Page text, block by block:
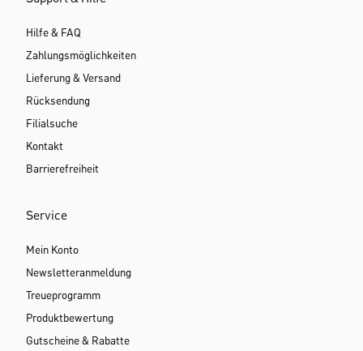
Hilfe & FAQ
Zahlungsmöglichkeiten
Lieferung & Versand
Rücksendung
Filialsuche
Kontakt
Barrierefreiheit
Service
Mein Konto
Newsletteranmeldung
Treueprogramm
Produktbewertung
Gutscheine & Rabatte